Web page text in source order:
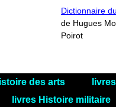
Dictionnaire
de Hugues
Poirot
des arts
livres Histoire militaire